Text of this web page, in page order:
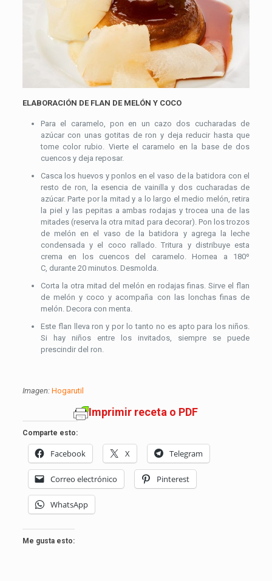
ELABORACIÓN DE FLAN DE MELÓN Y COCO
Para el caramelo, pon en un cazo dos cucharadas de
azúcar con unas gotitas de ron y deja reducir hasta que
tome color rubio. Vierte el caramelo en la base de dos
cuencos y deja reposar.
Casca los huevos y ponlos en el vaso de la batidora con el
resto de ron, la esencia de vainilla y dos cucharadas de
azúcar. Parte por la mitad y a lo largo el medio melón, retira
la piel y las pepitas a ambas rodajas y trocea una de las
mitades (reserva la otra mitad para decorar). Pon los trozos
de melón en el vaso de la batidora y agrega la leche
condensada y el coco rallado. Tritura y distribuye esta
crema en los cuencos del caramelo. Hornea a 180º
C, durante 20 minutos. Desmolda.
Corta la otra mitad del melón en rodajas finas. Sirve el flan
de melón y coco y acompaña con las lonchas finas de
melón. Decora con menta.
Este flan lleva ron y por lo tanto no es apto para los niños.
Si hay niños entre los invitados, siempre se puede
prescindir del ron.
Imagen: Hogarutil
Imprimir receta o PDF
Comparte esto:
Facebook X Telegram
Correo electrónico Pinterest
WhatsApp
Me gusta esto: